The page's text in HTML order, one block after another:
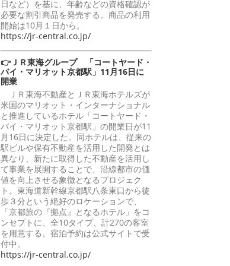
日など）を基に、年齢などの資格確認が
必要な割引商品を発売する。商品の利用
開始は10月１日から。
https://jr-central.co.jp/
👉ＪＲ東海グループ 「コートヤード・
バイ・マリオット京都駅」11月16日に
開業
ＪＲ東海不動産とＪＲ東海ホテルズが
米国のマリオット・インターナショナル
と推進しているホテル「コートヤード・
バイ・マリオット京都駅」の開業日が11
月16日に決定した。同ホテルは、従来の
駅ビルや保有不動産を活用した開発とは
異なり、新たに取得した不動産を活用し
て事業を展開することで、沿線都市の価
値を向上させる象徴となるプロジェク
ト。東海道新幹線京都駅八条東口から徒
歩３分という絶好のロケーションで、
「京都旅の『拠点』となるホテル」をコ
ンセプトに、全10タイプ、計270の客室
を用意する。宿泊予約は公式サイトで受
付中。
https://jr-central.co.jp/